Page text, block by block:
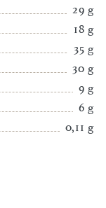
29 g
18 g
35 g
30 g
9 g
6 g
0,11 g